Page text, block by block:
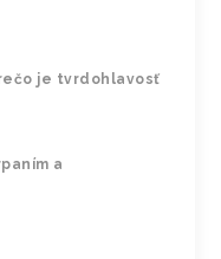
je tvrdohlavosť
a